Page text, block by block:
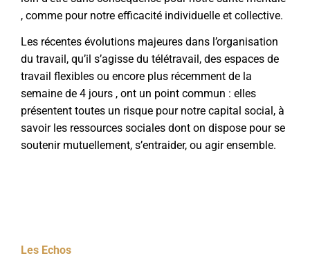
, comme pour notre efficacité individuelle et collective.
Les récentes évolutions majeures dans l’organisation
du travail, qu’il s’agisse du télétravail, des espaces de
travail flexibles ou encore plus récemment de la
semaine de 4 jours , ont un point commun : elles
présentent toutes un risque pour notre capital social, à
savoir les ressources sociales dont on dispose pour se
soutenir mutuellement, s’entraider, ou agir ensemble.
Les Echos